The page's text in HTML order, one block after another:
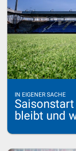
IN EIGENER SACHE
bleibt und